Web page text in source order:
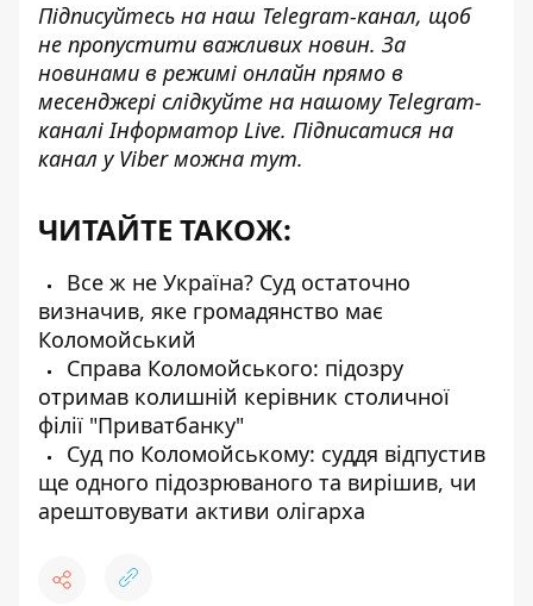
Підписуйтесь на наш Telegram-канал, щоб
не пропустити важливих новин. За
новинами в режимі онлайн прямо в
месенджері слідкуйте на нашому Telegram-
каналіІнформатор Live. Підписатися на
канал у Viber можна тут.
ЧИТАЙТЕ ТАКОЖ:
Все ж не Україна? Суд остаточно
визначив, яке громадянство має
Коломойський
Справа Коломойського: підозру
отримав колишній керівник столичної
філії "Приватбанку"
Суд по Коломойському: суддя відпустив
ще одного підозрюваного та вирішив, чи
арештовувати активи олігарха